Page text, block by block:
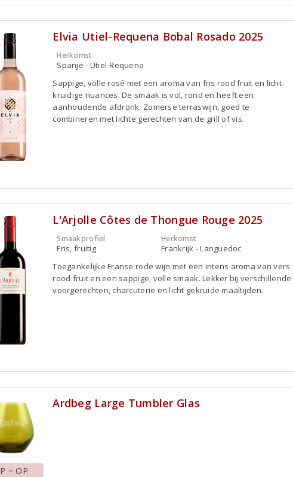
Elvia Utiel-Requena Bobal Rosado 2025
Herkomst
Spanje - Utiel-Requena
Sappige, volle rosé met een aroma van fris rood fruit en licht
kruidige nuances. De smaak is vol, rond en heeft een
aanhoudende afdronk. Zomerse terraswijn, goed te
combineren met lichte gerechten van de grill of vis.
L'Arjolle Côtes de Thongue Rouge 2025
Smaakprofiel
Fris, fruitig
Herkomst
Frankrijk - Languedoc
Toegankelijke Franse rode wijn met een intens aroma van vers
rood fruit en een sappige, volle smaak. Lekker bij verschillende
voorgerechten, charcuterie en licht gekruide maaltijden.
= OP
Ardbeg Large Tumbler Glas